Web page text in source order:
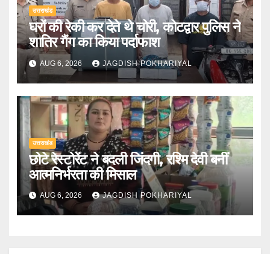
उत्तराखंड
घरों की रेकी कर देते थे चोरी, कोटद्वार पुलिस ने
शातिर गैंग का किया पर्दाफाश
AUG 6, 2026 JAGDISH POKHARIYAL
उत्तराखंड
छोटे रेस्टोरेंट ने बदली जिंदगी, रश्मि देवी बनीं
आत्मनिर्भरता की मिसाल
AUG 6, 2026 JAGDISH POKHARIYAL